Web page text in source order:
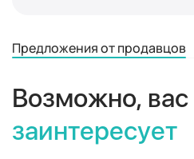
Предложения от продавцов
Возможно, вас
заинтересует